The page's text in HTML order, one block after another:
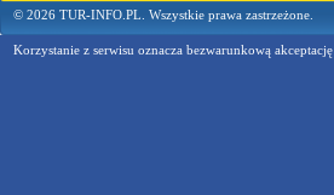
© 2026 TUR-INFO.PL. Wszystkie prawa zastrzeżone.
Korzystanie z serwisu oznacza bezwarunkową akceptację